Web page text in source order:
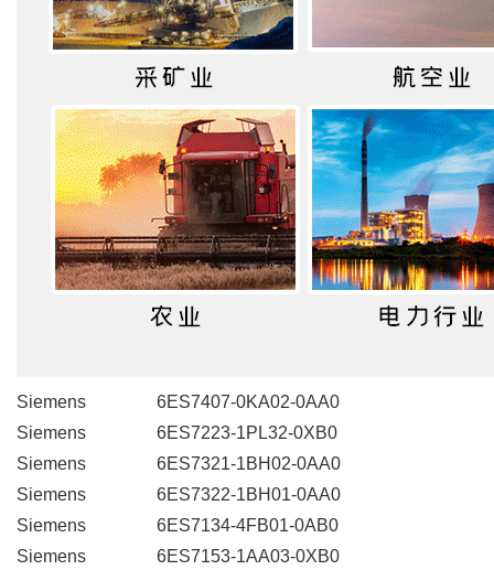
Siemens 6ES7407-0KA02-0AA0
Siemens 6ES7223-1PL32-0XB0
Siemens 6ES7321-1BH02-0AA0
Siemens 6ES7322-1BH01-0AA0
Siemens 6ES7134-4FB01-0AB0
Siemens 6ES7153-1AA03-0XB0